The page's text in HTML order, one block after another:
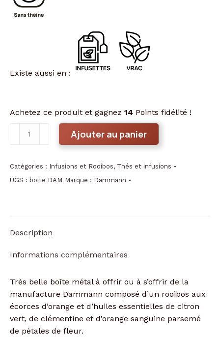
Existe aussi en :
Achetez ce produit et gagnez 14 Points fidélité !
Citrus
boîte
Ajouter au panier
Catégories : Infusions et Rooibos, Thés et infusions
UGS : boite DAM Marque : Dammann
Description
Informations complémentaires
Très belle boîte métal à offrir ou à s’offrir de la
manufacture Dammann composé d’un rooibos aux
écorces d’orange et d’huiles essentielles de citron
vert, de clémentine et d’orange sanguine parsemé
de pétales de fleur.